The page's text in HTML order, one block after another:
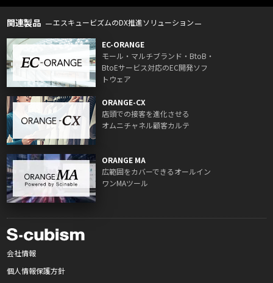
関連製品 エスキュービズムのDX推進ソリューション
EC-ORANGE
モール・マルチブランド・BtoB・
BtoEサービス対応のEC開発ソフ
トウェア
ORANGE-CX
店頭での接客を進化させる
オムニチャネル顧客カルテ
ORANGE MA
広範囲をカバーできるオールイン
ワンMAツール
会社情報
個人情報保護方針